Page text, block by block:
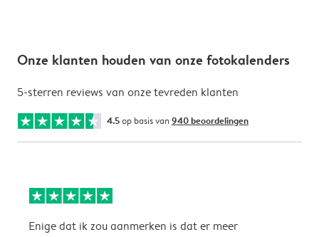
Onze klanten houden van onze fotokalenders
5-sterren reviews van onze tevreden klanten
4.5op basis van 940 beoordelingen
Enige dat ik zou aanmerken is dat er meer